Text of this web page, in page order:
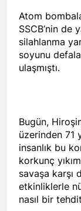
Atom
SSCB’nin de
silahlanma
soyunu
ulaşmıştı.
Bugün,
üzerinden 71
insanlık bu
korkunç
savaşa karşı
etkinliklerle
nasıl bir